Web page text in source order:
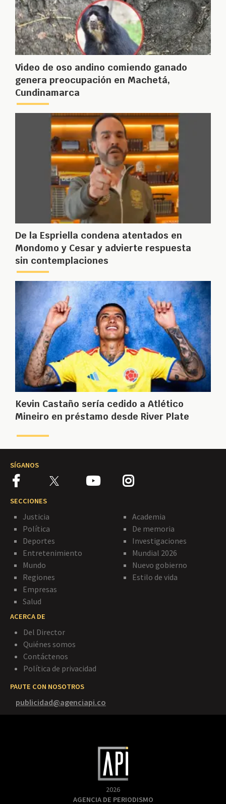
Video de oso andino comiendo ganado
genera preocupación en Machetá,
Cundinamarca
De la Espriella condena atentados en
Mondomo y Cesar y advierte respuesta
sin contemplaciones
Kevin Castaño sería cedido a Atlético
Mineiro en préstamo desde River Plate
SÍGANOS
SECCIONES
Justicia
Política
Deportes
Entretenimiento
Mundo
Regiones
Empresas
Salud
Academia
De memoria
Investigaciones
Mundial 2026
Nuevo gobierno
Estilo de vida
ACERCA DE
Del Director
Quiénes somos
Contáctenos
Política de privacidad
PAUTE CON NOSOTROS
publicidad@agenciapi.co
2026
AGENCIA DE PERIODISMO